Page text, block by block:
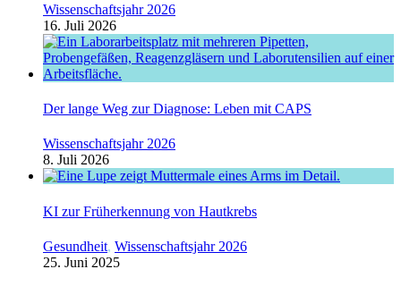
Wissenschaftsjahr 2026
16. Juli 2026
Der lange Weg zur Diagnose: Leben mit CAPS
Wissenschaftsjahr 2026
8. Juli 2026
KI zur Früherkennung von Hautkrebs
Gesundheit, Wissenschaftsjahr 2026
25. Juni 2025